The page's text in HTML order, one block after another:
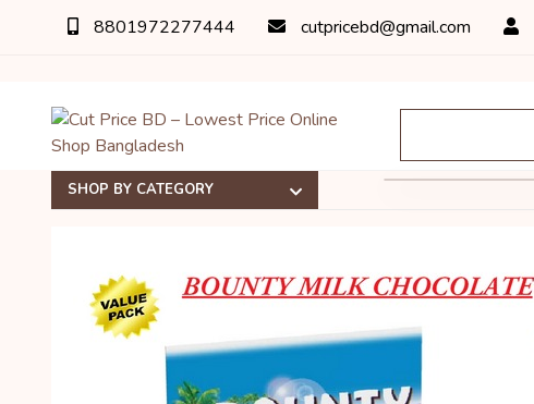
8801972277444 cutpricebd@gmail.com
SHOP BY CATEGORY